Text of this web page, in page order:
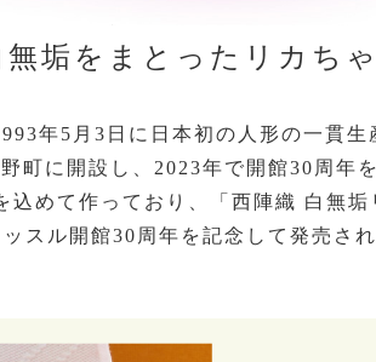
垢をまとったリカち
年5月3日に日本初の人形の一貫
町に開設し、2023年で開館30周年
込めて作っており、「西陣織 白無
スル開館30周年を記念して発売さ